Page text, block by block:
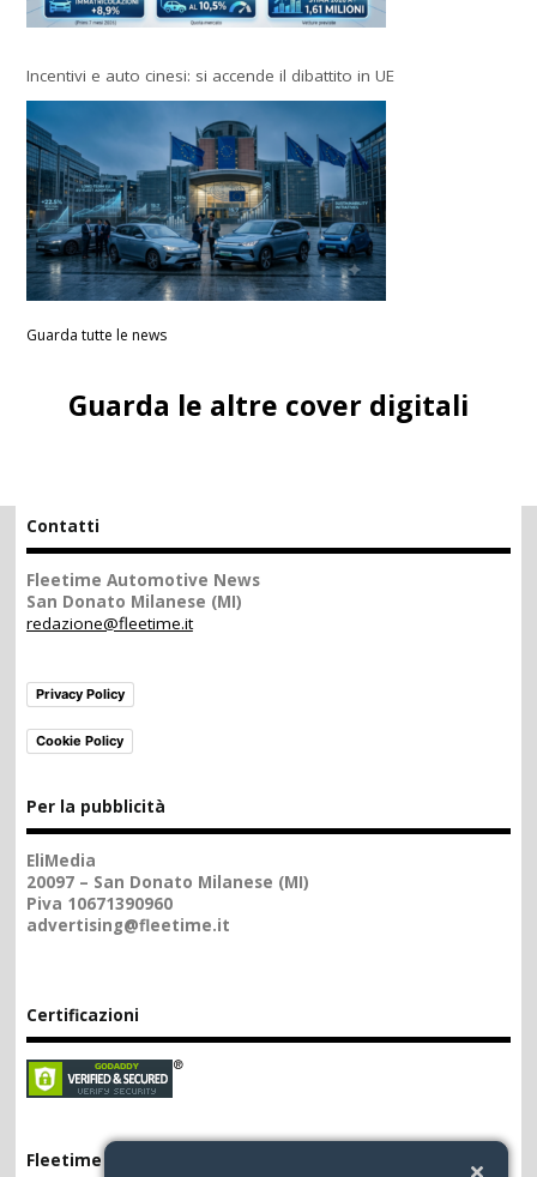
Incentivi e auto cinesi: si accende il dibattito in UE
Guarda tutte le news
Guarda le altre cover digitali
Contatti
Fleetime Automotive News
San Donato Milanese (MI)
redazione@fleetime.it
Privacy Policy
Cookie Policy
Per la pubblicità
EliMedia
20097 – San Donato Milanese (MI)
Piva 10671390960
advertising@fleetime.it
Certificazioni
Fleetime App